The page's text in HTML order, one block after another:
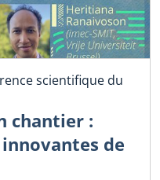
scientifique du
chantier :
de